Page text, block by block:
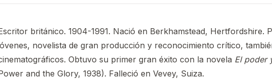
británico. 1904-1991. Nació en Berkhamstead, Hertfordshire.
novelista de gran producción y reconocimiento crítico,
Obtuvo su primer gran éxito con la novela El poder
and the Glory, 1938). Falleció en Vevey, Suiza.